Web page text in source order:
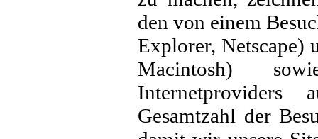
den von einem
Explorer, Netscape)
Macintosh)
Gesamtzahl der